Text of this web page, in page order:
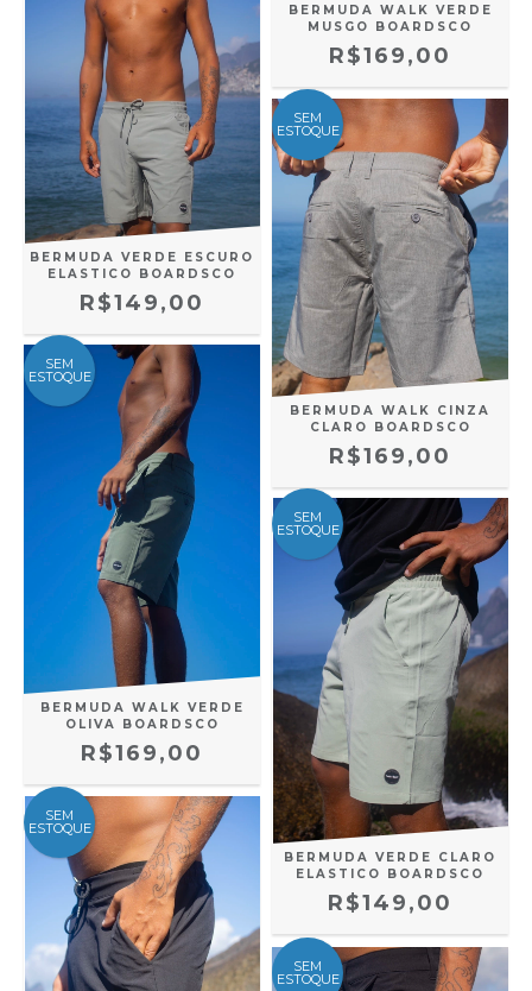
BERMUDA WALK VERDE
MUSGO BOARDSCO
R$169,00
BERMUDA VERDE ESCURO
ELASTICO BOARDSCO
R$149,00
SEM
ESTOQUE
BERMUDA WALK CINZA
CLARO BOARDSCO
R$169,00
SEM
ESTOQUE
BERMUDA WALK VERDE
OLIVA BOARDSCO
R$169,00
SEM
ESTOQUE
BERMUDA VERDE CLARO
ELASTICO BOARDSCO
R$149,00
SEM
ESTOQUE
SEM
ESTOQUE